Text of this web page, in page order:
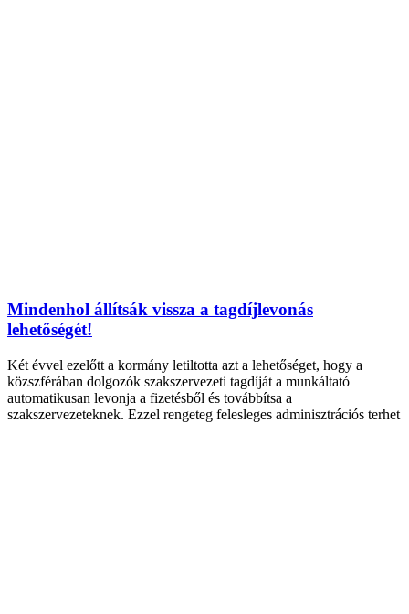
Mindenhol állítsák vissza a tagdíjlevonás
lehetőségét!
Két évvel ezelőtt a kormány letiltotta azt a lehetőséget, hogy a
közszférában dolgozók szakszervezeti tagdíját a munkáltató
automatikusan levonja a fizetésből és továbbítsa a
szakszervezeteknek. Ezzel rengeteg felesleges adminisztrációs terhet